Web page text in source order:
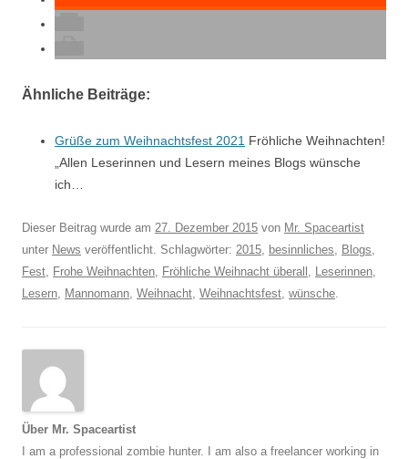
Ähnliche Beiträge:
Grüße zum Weihnachtsfest 2021 Fröhliche Weihnachten!
„Allen Leserinnen und Lesern meines Blogs wünsche
ich…
Dieser Beitrag wurde am 27. Dezember 2015 von Mr. Spaceartist
unter News veröffentlicht. Schlagwörter: 2015, besinnliches, Blogs,
Fest, Frohe Weihnachten, Fröhliche Weihnacht überall , Leserinnen,
Lesern, Mannomann, Weihnacht, Weihnachtsfest, wünsche.
Über Mr. Spaceartist
I am a professional zombie hunter. I am also a freelancer working in